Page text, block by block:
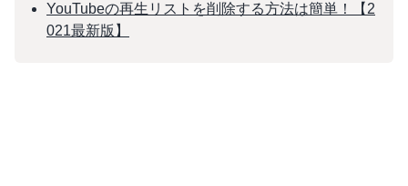
YouTubeの再生リストを削除する方法は簡単！【2
021最新版】